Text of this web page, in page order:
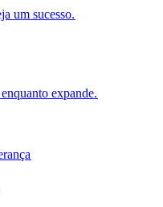
um sucesso.​​
expande.​​